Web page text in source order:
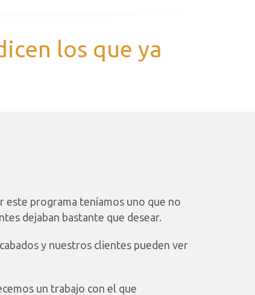
los que ya
este programa teníamos uno que no
dejaban bastante que desear.
y nuestros clientes pueden ver
un trabajo con el que